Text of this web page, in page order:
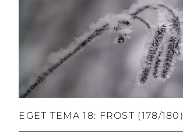
EGET TEMA 18: FROST (178/180)